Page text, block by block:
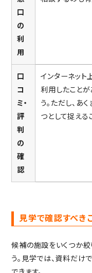
口
の
利
用
口
コ
ミ・
評
判
の
確
認
インターネット
利用したこと
う。ただし、あ
つとして捉える
見学で確認すべき
候補の施設をいくつか絞
う。見学では、資料だけ